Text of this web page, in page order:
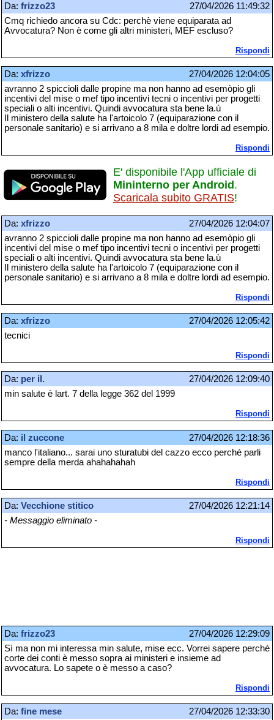
Da: frizzo23
27/04/2026 11:49:32
Cmq richiedo ancora su Cdc: perchè viene equiparata ad
Avvocatura? Non è come gli altri ministeri, MEF escluso?
Rispondi
Da: xfrizzo
27/04/2026 12:04:05
avranno 2 spiccioli dalle propine ma non hanno ad esemòpio gli
incentivi del mise o mef tipo incentivi tecni o incentivi per progetti
speciali o alti incentivi. Quindi avvocatura sta bene la.ù
Il ministero della salute ha l'artoicolo 7 (equiparazione con il
personale sanitario) e si arrivano a 8 mila e doltre lordi ad esempio.
Rispondi
E' disponibile l'App ufficiale di
Mininterno per Android .
Scaricala subito GRATIS!
Da: xfrizzo
27/04/2026 12:04:07
avranno 2 spiccioli dalle propine ma non hanno ad esemòpio gli
incentivi del mise o mef tipo incentivi tecni o incentivi per progetti
speciali o alti incentivi. Quindi avvocatura sta bene la.ù
Il ministero della salute ha l'artoicolo 7 (equiparazione con il
personale sanitario) e si arrivano a 8 mila e doltre lordi ad esempio.
Rispondi
Da: xfrizzo
27/04/2026 12:05:42
tecnici
Rispondi
Da: per il.
27/04/2026 12:09:40
min salute è lart. 7 della legge 362 del 1999
Rispondi
Da: il zuccone
27/04/2026 12:18:36
manco l'italiano... sarai uno sturatubi del cazzo ecco perché parli
sempre della merda ahahahahah
Rispondi
Da: Vecchione stitico
27/04/2026 12:21:14
- Messaggio eliminato -
Rispondi
Da: frizzo23
27/04/2026 12:29:09
Sì ma non mi interessa min salute, mise ecc. Vorrei sapere perchè
corte dei conti è messo sopra ai ministeri e insieme ad
avvocatura. Lo sapete o è messo a caso?
Rispondi
Da: fine mese
27/04/2026 12:33:30